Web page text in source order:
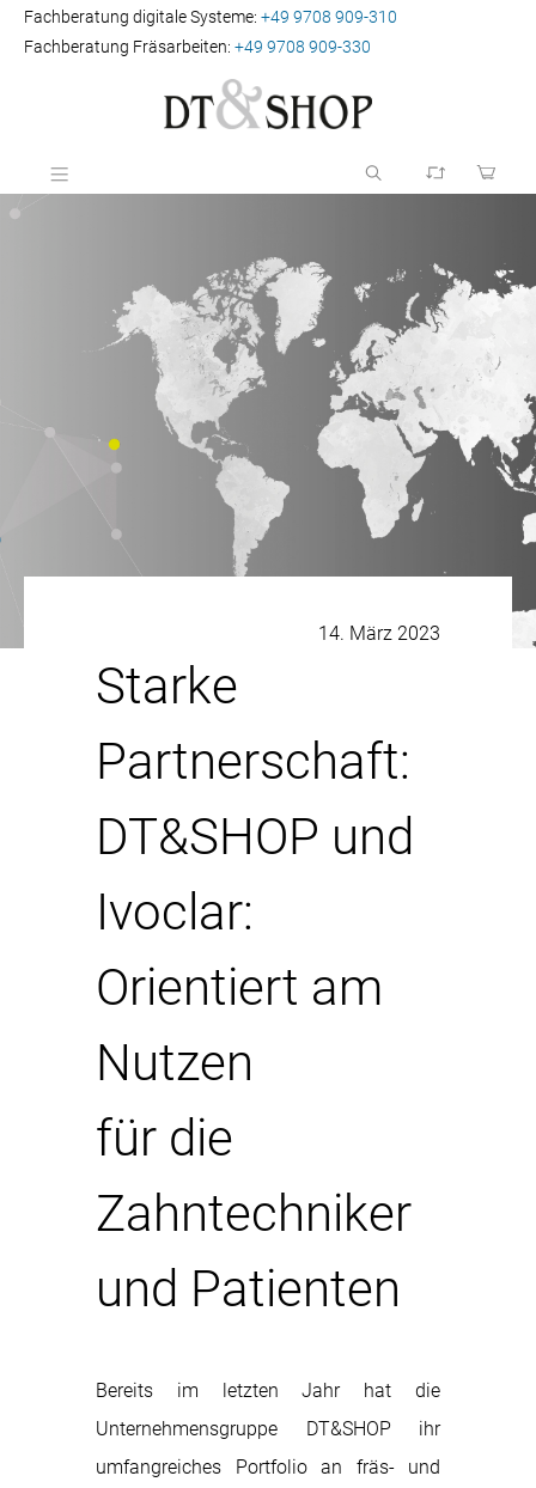
Fachberatung digitale Systeme: +49 9708 909-310
Fachberatung Fräsarbeiten: +49 9708 909-330
14. März 2023
Starke
Partnerschaft:
DT&SHOP und
Ivoclar:
Orientiert am
Nutzen
für die
Zahntechniker
und Patienten
Bereits im letzten Jahr hat die
Unternehmensgruppe DT&SHOP ihr
umfangreiches Portfolio an fräs- und